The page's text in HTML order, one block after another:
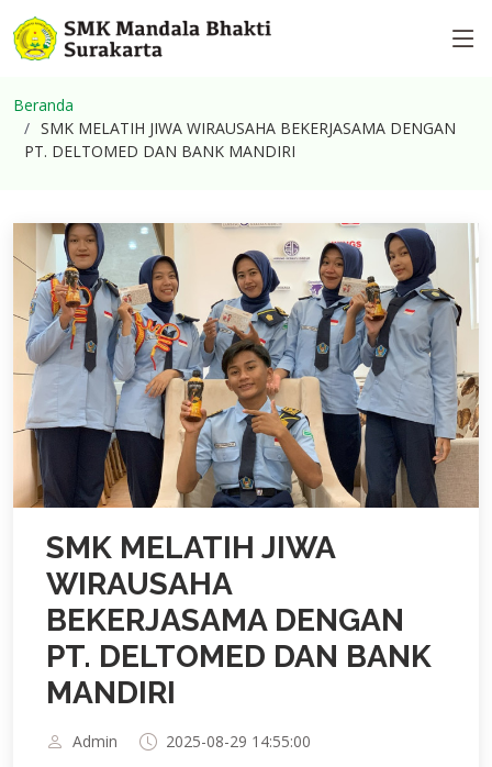
Beranda
SMK MELATIH JIWA WIRAUSAHA BEKERJASAMA DENGAN
PT. DELTOMED DAN BANK MANDIRI
SMK MELATIH JIWA
WIRAUSAHA
BEKERJASAMA DENGAN
PT. DELTOMED DAN BANK
MANDIRI
Admin 2025-08-29 14:55:00